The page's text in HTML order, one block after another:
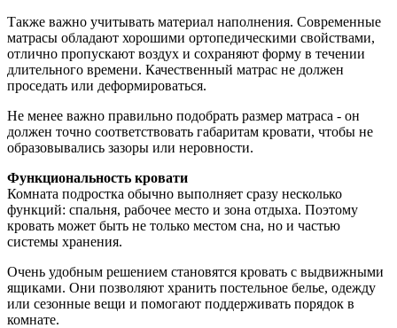
Также важно учитывать материал наполнения. Современные
матрасы обладают хорошими ортопедическими свойствами,
отлично пропускают воздух и сохраняют форму в течении
длительного времени. Качественный матрас не должен
проседать или деформироваться.
Не менее важно правильно подобрать размер матраса - он
должен точно соответствовать габаритам кровати, чтобы не
образовывались зазоры или неровности.
Функциональность кровати
Комната подростка обычно выполняет сразу несколько
функций: спальня, рабочее место и зона отдыха. Поэтому
кровать может быть не только местом сна, но и частью
системы хранения.
Очень удобным решением становятся кровать с выдвижными
ящиками. Они позволяют хранить постельное белье, одежду
или сезонные вещи и помогают поддерживать порядок в
комнате.